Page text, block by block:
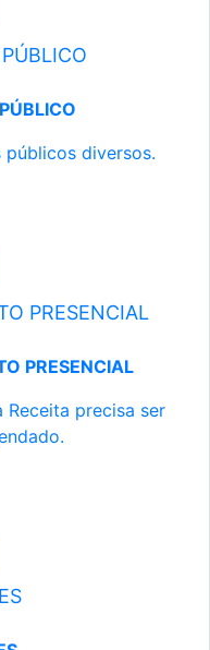
públicos diversos.
PRESENCIAL
PRESENCIAL
Receita precisa ser